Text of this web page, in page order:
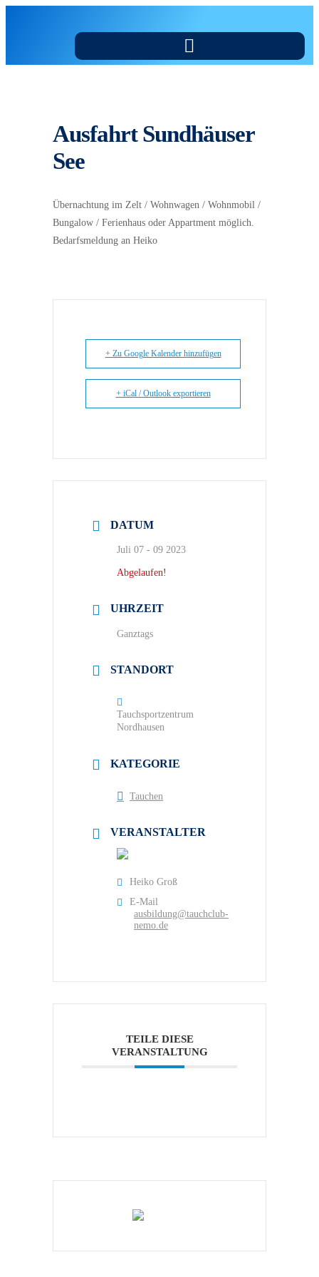
Ausfahrt Sundhäuser
See
Übernachtung im Zelt / Wohnwagen / Wohnmobil /
Bungalow / Ferienhaus oder Appartment möglich.
Bedarfsmeldung an Heiko
+ Zu Google Kalender hinzufügen
+ iCal / Outlook exportieren
DATUM
Juli 07 - 09 2023
Abgelaufen!
UHRZEIT
Ganztags
STANDORT
Tauchsportzentrum
Nordhausen
KATEGORIE
Tauchen
VERANSTALTER
Heiko Groß
E-Mail
ausbildung@tauchclub-
nemo.de
TEILE DIESE
VERANSTALTUNG